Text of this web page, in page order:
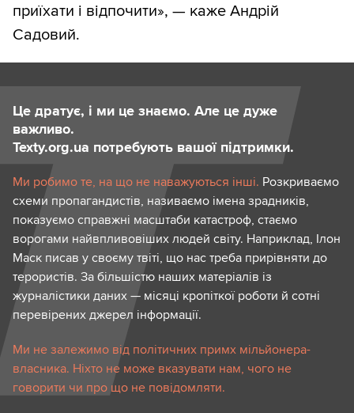
приїхати і відпочити», — каже Андрій
Садовий.
Це дратує, і ми це знаємо. Але це дуже
важливо.
Texty.org.ua потребують вашої підтримки.
Ми робимо те, на що не наважуються інші. Розкриваємо
схеми пропагандистів, називаємо імена зрадників,
показуємо справжні масштаби катастроф, стаємо
ворогами найвпливовіших людей світу. Наприклад, Ілон
Маск писав у своєму твіті, що нас треба прирівняти до
терористів. За більшістю наших матеріалів із
журналістики даних — місяці кропіткої роботи й сотні
перевірених джерел інформації.
Ми не залежимо від політичних примх мільйонера-
власника. Ніхто не може вказувати нам, чого не
говорити чи про що не повідомляти.